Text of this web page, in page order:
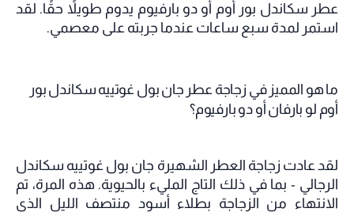
عطر سكاندل بور أوم أو دو بارفيوم يدوم طويلاً حقًا. لقد
استمر لمدة سبع ساعات عندما جربته على معصمي.
ما هو المميز في زجاجة عطر جان بول غوتييه سكاندل بور
أوم لو بارفان أو دو بارفيوم؟
لقد عادت زجاجة العطر الشهيرة جان بول غوتييه سكاندل
الرجالي - بما في ذلك التاج المليء بالحيوية. هذه المرة، تم
الانتهاء من الزجاجة بطلاء أسود منتصف الليل الذي